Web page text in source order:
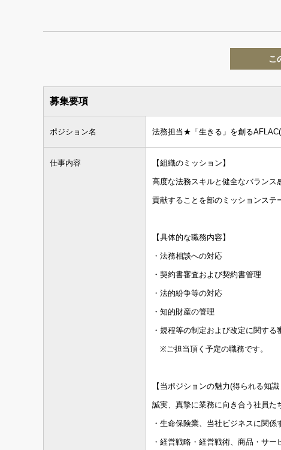
こ
募集要項
ポジション名 法務担当★「生きる」を創る
仕事内容 【組織のミッション】
高度な法務スキルと健全なバランス
貢献することを部のミッションステ
【具体的な職務内容】
・法務相談への対応
・契約書審査および契約書管理
・法的紛争等の対応
・知的財産の管理
・規程等の制定および改定に関する
※ご担当頂く予定の職務です。
【当ポジションの魅力(得られる知識
誠実、真摯に業務に向き合う社員た
・生命保険業、当社ビジネスに関
・経営戦略・経営戦術、商品・サ